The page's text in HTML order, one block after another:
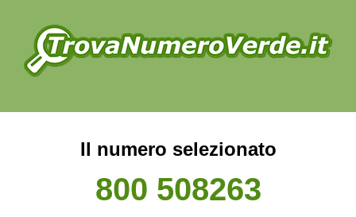
Il numero selezionato
800 508263